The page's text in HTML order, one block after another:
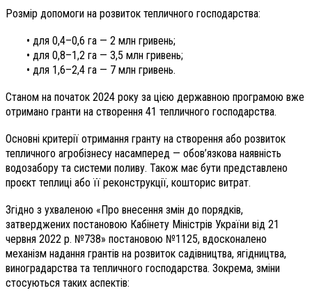
Розмір допомоги на розвиток тепличного господарства:
• для 0,4–0,6 га — 2 млн гривень;
• для 0,8–1,2 га — 3,5 млн гривень;
• для 1,6–2,4 га — 7 млн гривень.
Станом на початок 2024 року за цією державною програмою вже
отримано гранти на створення 41 тепличного господарства.
Основні критерії отримання гранту на створення або розвиток
тепличного агробізнесу насамперед — обов’язкова наявність
водозабору та системи поливу. Також має бути представлено
проєкт теплиці або її реконструкції, кошторис витрат.
Згідно з ухваленою «Про внесення змін до порядків,
затверджених постановою Кабінету Міністрів України від 21
червня 2022 р. №738» постановою №1125, вдосконалено
механізм надання грантів на розвиток садівництва, ягідництва,
виноградарства та тепличного господарства. Зокрема, зміни
стосуються таких аспектів: